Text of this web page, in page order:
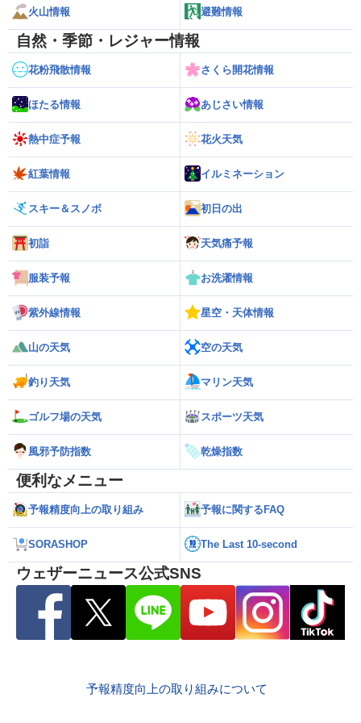
火山情報 避難情報
自然・季節・レジャー情報
花粉飛散情報 さくら開花情報
ほたる情報 あじさい情報
熱中症予報 花火天気
紅葉情報 イルミネーション
スキー＆スノボ 初日の出
初詣 天気痛予報
服装予報 お洗濯情報
紫外線情報 星空・天体情報
山の天気 空の天気
釣り天気 マリン天気
ゴルフ場の天気 スポーツ天気
風邪予防指数 乾燥指数
便利なメニュー
予報精度向上の取り組み 予報に関するFAQ
SORASHOP The Last 10-second
ウェザーニュース公式SNS
予報精度向上の取り組みについて